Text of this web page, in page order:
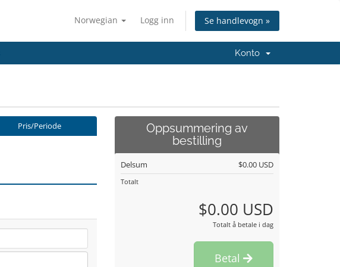
Norwegian Logg inn Se handlevogn »
Konto
Pris/Periode
Oppsummering av
bestilling
Delsum $0.00 USD
Totalt
$0.00 USD
Totalt å betale i dag
Betal